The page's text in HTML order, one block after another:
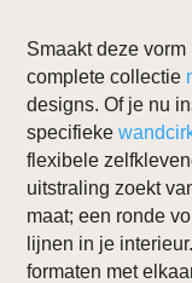
Smaakt deze
complete collectie
designs. Of je nu
specifieke
flexibele
uitstraling zoekt
maat; een ronde
lijnen in je
formaten met